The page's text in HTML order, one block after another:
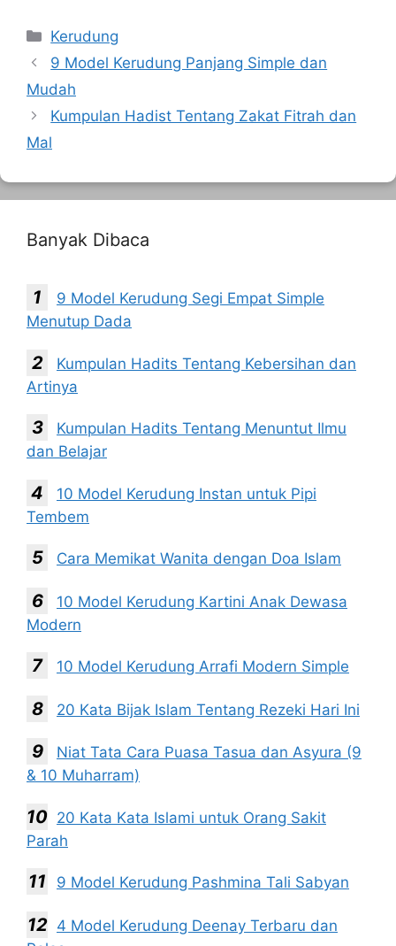
Kategori
Kerudung
9 Model Kerudung Panjang Simple dan
Mudah
Kumpulan Hadist Tentang Zakat Fitrah dan
Mal
Banyak Dibaca
9 Model Kerudung Segi Empat Simple
Menutup Dada
Kumpulan Hadits Tentang Kebersihan dan
Artinya
Kumpulan Hadits Tentang Menuntut Ilmu
dan Belajar
10 Model Kerudung Instan untuk Pipi
Tembem
Cara Memikat Wanita dengan Doa Islam
10 Model Kerudung Kartini Anak Dewasa
Modern
10 Model Kerudung Arrafi Modern Simple
20 Kata Bijak Islam Tentang Rezeki Hari Ini
Niat Tata Cara Puasa Tasua dan Asyura (9
& 10 Muharram)
20 Kata Kata Islami untuk Orang Sakit
Parah
9 Model Kerudung Pashmina Tali Sabyan
4 Model Kerudung Deenay Terbaru dan